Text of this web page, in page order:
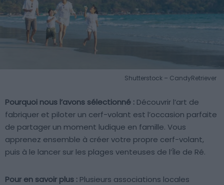
Shutterstock – CandyRetriever
Pourquoi nous l’avons sélectionné : Découvrir l’art de
fabriquer et piloter un cerf-volant est l’occasion parfaite
de partager un moment ludique en famille. Vous
apprenez ensemble à créer votre propre cerf-volant,
puis à le lancer sur les plages venteuses de l’Île de Ré.
Pour en savoir plus : Plusieurs associations locales